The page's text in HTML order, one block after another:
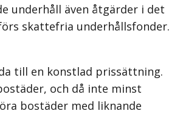
underhåll även åtgärder i det
skattefria underhållsfonder.
till en konstlad prissättning.
och då inte minst
bostäder med lik­nande